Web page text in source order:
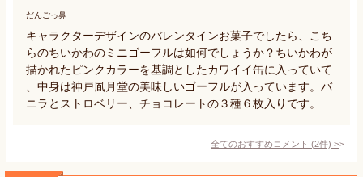
だんごっ鼻
キャラクターデザインのバレンタインお菓子でしたら、こち
らのちいかわのミニゴーフルは如何でしょうか？ちいかわが
描かれたピンクカラーを基調としたカワイイ缶に入っていて
、中身は神戸凮月堂の美味しいゴーフルが入っています。バ
ニラとストロベリー、チョコレートの３種６枚入りです。
全てのおすすめコメント (2件) >